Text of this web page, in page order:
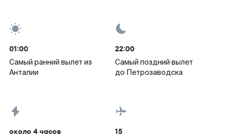
01:00
Самый ранний вылет из
Анталии
22:00
Самый поздний вылет
до Петрозаводска
около 4 часов 15